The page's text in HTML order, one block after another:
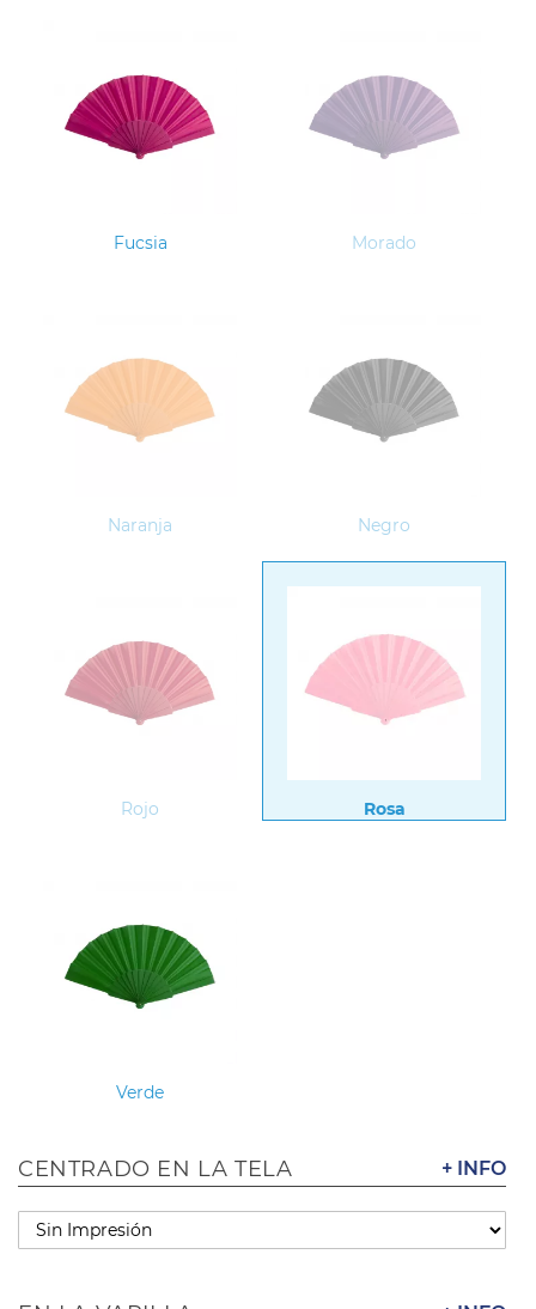
Fucsia Morado
Naranja Negro
Rojo Rosa
Verde
+ INFO
CENTRADO EN LA TELA